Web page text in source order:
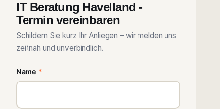
IT Beratung Havelland -
Termin vereinbaren
Schildern Sie kurz Ihr Anliegen – wir melden uns
zeitnah und unverbindlich.
Name *